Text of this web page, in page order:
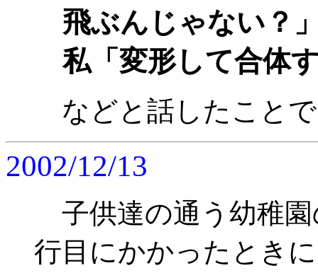
飛ぶんじゃない？
私「変形して合体
などと話したこと
2002/12/13
子供達の通う幼稚園
行目にかかったとき